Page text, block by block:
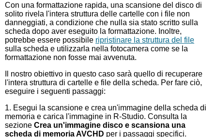
Con una formattazione rapida, una scansione del disco di
solito rivela l'intera struttura delle cartelle con i file non
danneggiati, a condizione che nulla sia stato scritto sulla
scheda dopo aver eseguito la formattazione. Inoltre,
potrebbe essere possibile ripristinare la struttura del file
sulla scheda e utilizzarla nella fotocamera come se la
formattazione non fosse mai avvenuta.
Il nostro obiettivo in questo caso sarà quello di recuperare
l'intera struttura di cartelle e file della scheda. Per fare ciò,
eseguire i seguenti passaggi:
1. Esegui la scansione e crea un'immagine della scheda di
memoria e carica l'immagine in R-Studio. Consulta la
sezione Crea un'immagine disco e scansiona una
scheda di memoria AVCHD per i passaggi specifici.